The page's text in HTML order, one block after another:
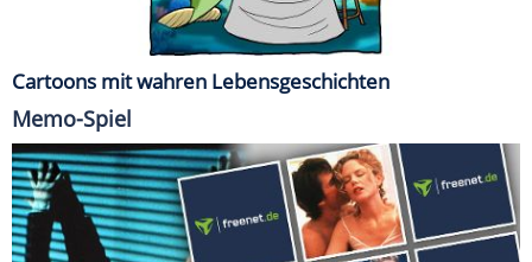
Cartoons mit wahren Lebensgeschichten
Memo-Spiel